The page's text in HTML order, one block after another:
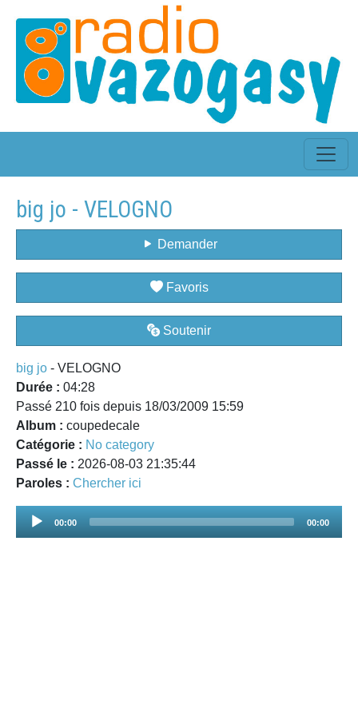
big jo - VELOGNO
Demander
Favoris
Soutenir
big jo - VELOGNO
Durée : 04:28
Passé 210 fois depuis 18/03/2009 15:59
Album : coupedecale
Catégorie : No category
Passé le : 2026-08-03 21:35:44
Paroles : Chercher ici
Audio
00:00 00:00